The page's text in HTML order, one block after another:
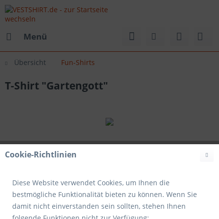
Menü
Übersicht Fun-Shirts
T-Shirt "Gartengott"
Cookie-Richtlinien
Diese Website verwendet Cookies, um Ihnen die
bestmögliche Funktionalität bieten zu können. Wenn Sie
damit nicht einverstanden sein sollten, stehen Ihnen